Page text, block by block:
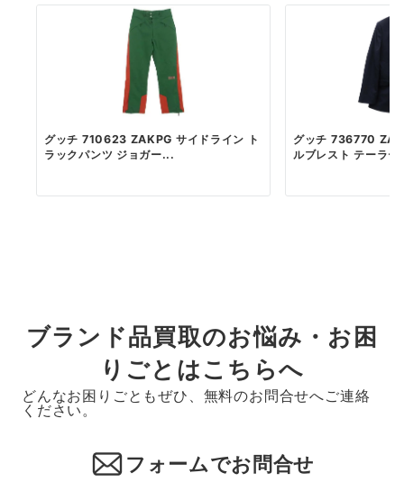
グッチ 710623 ZAKPG サイドライン ト
ラックパンツ ジョガー...
グッチ 736770
ルブレスト テーラ
ブランド品買取のお悩み・お困
りごとはこちらへ
どんなお困りごともぜひ、無料のお問合せへご連絡
ください。
フォームでお問合せ